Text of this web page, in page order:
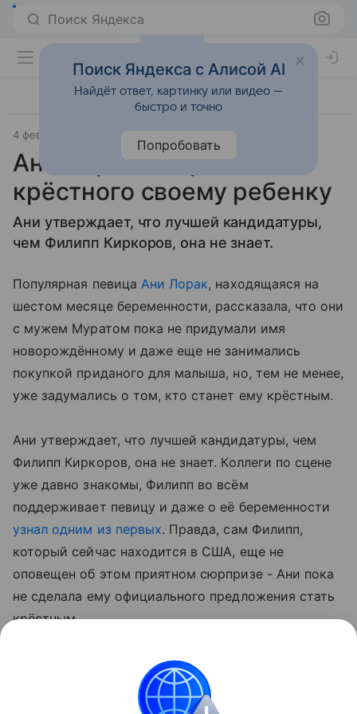
Поиск Яндекса
4 февраля 2011
Ани Лорак выбрала
крёстного своему ребенку
Ани утверждает, что лучшей кандидатуры,
чем Филипп Киркоров, она не знает.
Популярная певица Ани Лорак, находящаяся на
шестом месяце беременности, рассказала, что они
с мужем Муратом пока не придумали имя
новорождённому и даже еще не занимались
покупкой приданого для малыша, но, тем не менее,
уже задумались о том, кто станет ему крёстным.
Ани утверждает, что лучшей кандидатуры, чем
Филипп Киркоров, она не знает. Коллеги по сцене
уже давно знакомы, Филипп во всём
поддерживает певицу и даже о её беременности
узнал одним из первых. Правда, сам Филипп,
который сейчас находится в США, еще не
оповещен об этом приятном сюрпризе - Ани пока
не сделала ему официального предложения стать
крёстным.
Также Ани рассказала журналистам, что уже в
марте планирует отказаться от концертной
деятельности и уйти в декрет, чтобы
Поиск Яндекса с Алисой AI
Найдёт ответ, картинку или видео —
быстро и точно
Попробовать